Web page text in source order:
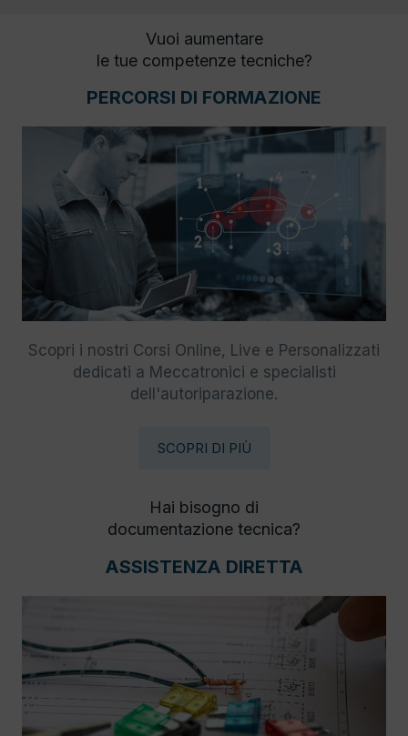
Vuoi aumentare
le tue competenze tecniche?
PERCORSI DI FORMAZIONE
Scopri i nostri Corsi Online, Live e Personalizzati
dedicati a Meccatronici e specialisti
dell'autoriparazione.
SCOPRI DI PIÙ
Hai bisogno di
documentazione tecnica?
ASSISTENZA DIRETTA